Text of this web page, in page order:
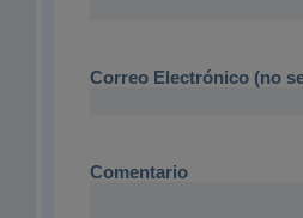
Correo Electrónico (no
Comentario